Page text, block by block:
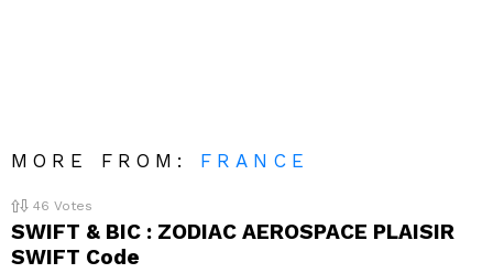
MORE FROM: FRANCE
46 Votes
SWIFT & BIC : ZODIAC AEROSPACE PLAISIR
SWIFT Code